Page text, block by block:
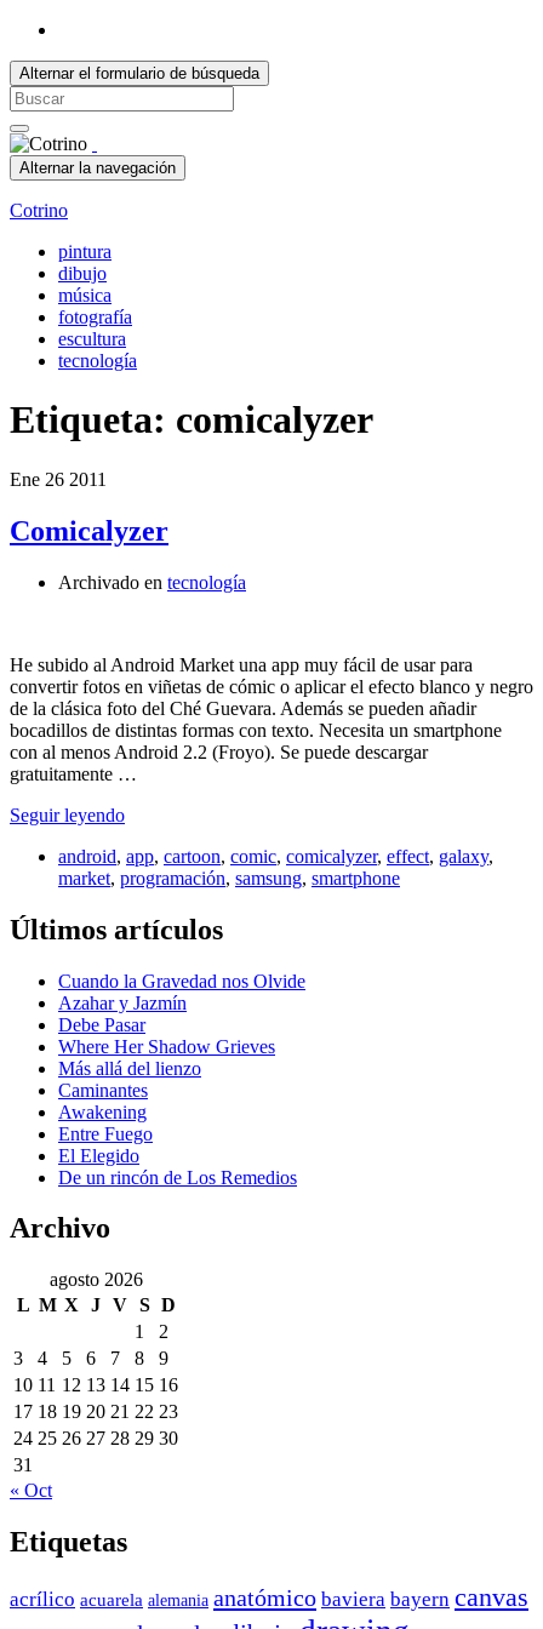
Alternar el formulario de búsqueda
Search
for:
Alternar la navegación
Cotrino
pintura
dibujo
música
fotografía
escultura
tecnología
Etiqueta: comicalyzer
Ene 26 2011
Comicalyzer
Archivado en tecnología
He subido al Android Market una app muy fácil de usar para
convertir fotos en viñetas de cómic o aplicar el efecto blanco y negro
de la clásica foto del Ché Guevara. Además se pueden añadir
bocadillos de distintas formas con texto. Necesita un smartphone
con al menos Android 2.2 (Froyo). Se puede descargar
gratuitamente …
Seguir leyendo
android, app, cartoon, comic, comicalyzer, effect, galaxy,
market, programación, samsung, smartphone
Últimos artículos
Cuando la Gravedad nos Olvide
Azahar y Jazmín
Debe Pasar
Where Her Shadow Grieves
Más allá del lienzo
Caminantes
Awakening
Entre Fuego
El Elegido
De un rincón de Los Remedios
Archivo
agosto 2026
L M X J V S D
1
2
3
4 5 6 7 8
9
10 11 12 13 14 15 16
17 18 19 20 21 22 23
24 25 26 27 28 29 30
31
« Oct
Etiquetas
acrílico acuarela alemania anatómico baviera bayern canvas